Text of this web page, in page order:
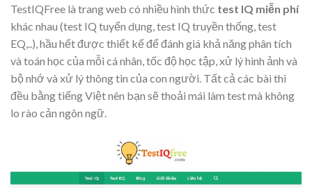
TestIQFree là trang web có nhiều hình thức test IQ miễn phí
khác nhau (test IQ tuyển dụng, test IQ truyền thống, test
EQ,..), hầu hết được thiết kế để đánh giá khả năng phân tích
và toán học của mỗi cá nhân, tốc độ học tập, xử lý hình ảnh và
bộ nhớ và xử lý thông tin của con người. Tất cả các bài thi
đều bằng tiếng Việt nên bạn sẽ thoải mái làm test mà không
lo rào cản ngôn ngữ.